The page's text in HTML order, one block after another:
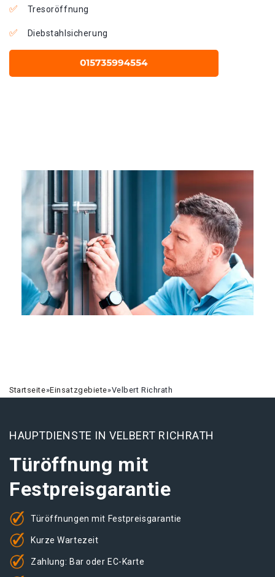
Tresoröffnung
Diebstahlsicherung
Startseite»Einsatzgebiete»Velbert Richrath
HAUPTDIENSTE IN VELBERT RICHRATH
Türöffnung mit
Festpreisgarantie
Türöffnungen mit Festpreisgarantie
Kurze Wartezeit
Zahlung: Bar oder EC-Karte